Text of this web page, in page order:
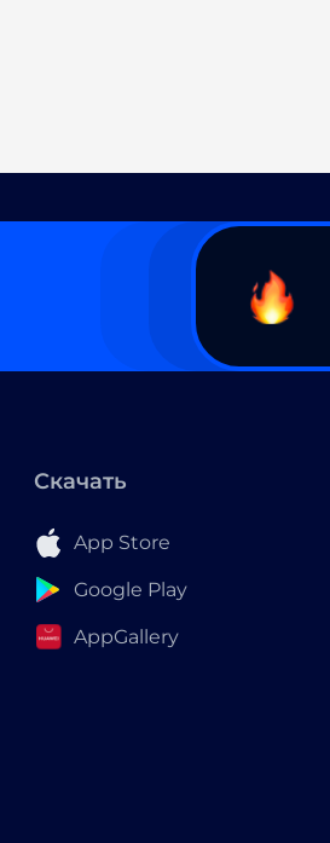
Скачать
App Store
Google Play
AppGallery